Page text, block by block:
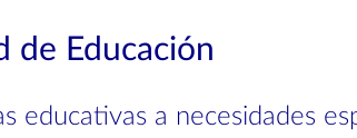
de Educación
educativas a necesidades